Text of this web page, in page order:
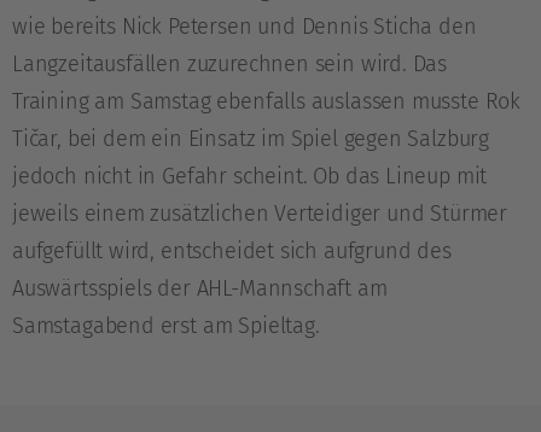
wie bereits Nick Petersen und Dennis Sticha den
Langzeitausfällen zuzurechnen sein wird. Das
Training am Samstag ebenfalls auslassen musste Rok
Tičar, bei dem ein Einsatz im Spiel gegen Salzburg
jedoch nicht in Gefahr scheint. Ob das Lineup mit
jeweils einem zusätzlichen Verteidiger und Stürmer
aufgefüllt wird, entscheidet sich aufgrund des
Auswärtsspiels der AHL-Mannschaft am
Samstagabend erst am Spieltag.